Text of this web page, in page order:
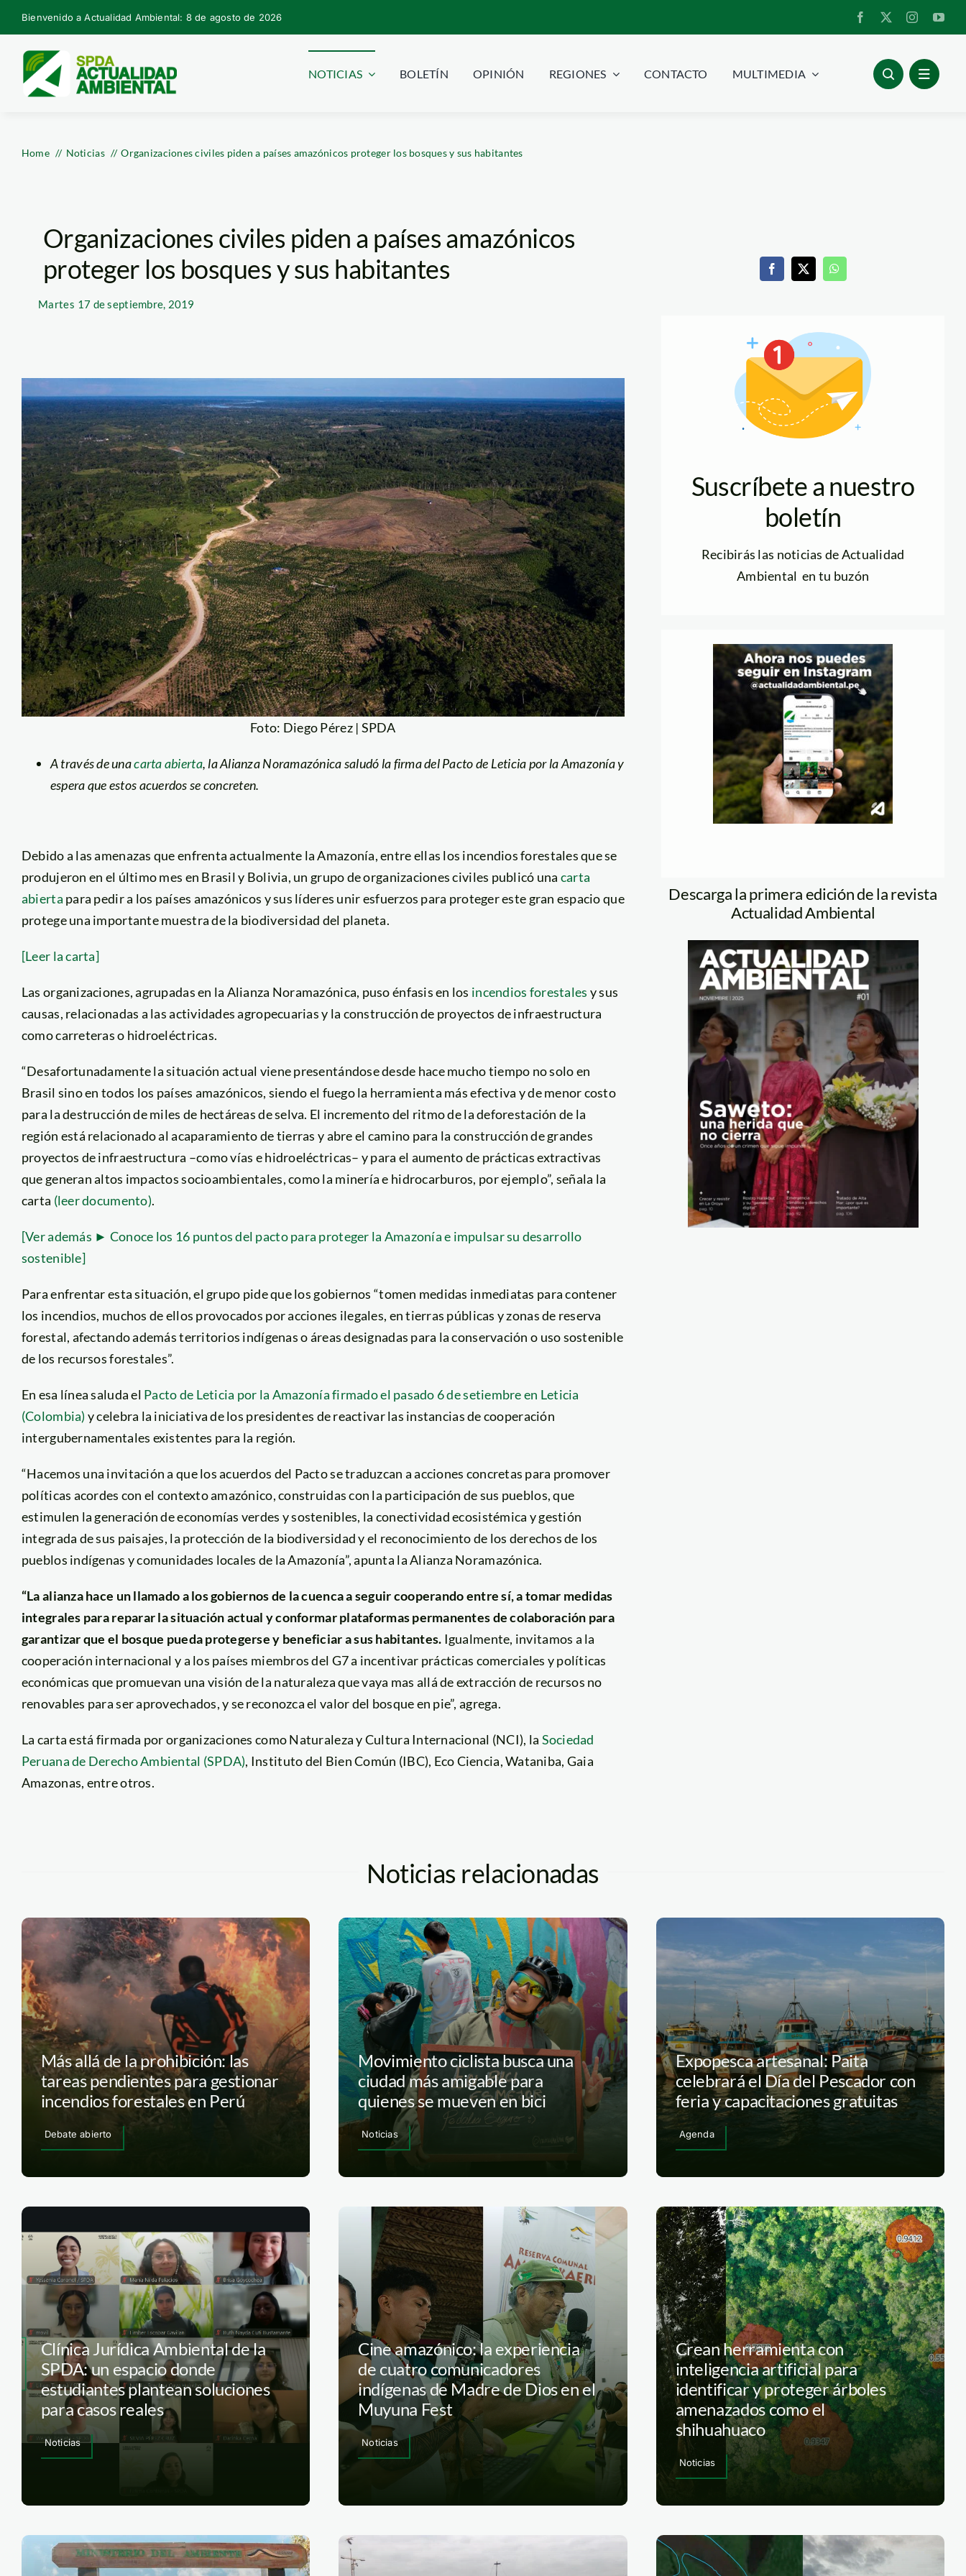
Skip
to
content
Bienvenido a Actualidad Ambiental: 8 de agosto de 2026
NOTICIAS BOLETÍN OPINIÓN REGIONES CONTACTO MULTIMEDIA
Home Noticias Organizaciones civiles piden a países amazónicos proteger los bosques y sus habitantes
Organizaciones civiles piden a países amazónicos
proteger los bosques y sus habitantes
Martes 17 de septiembre, 2019
Foto: Diego Pérez | SPDA
A través de unacarta abierta, la Alianza Noramazónica saludó la firma del Pacto de Leticia por la Amazonía y
espera que estos acuerdos se concreten.
Debido a las amenazas que enfrenta actualmente la Amazonía, entre ellas los incendios forestales que se
produjeron en el último mes en Brasil y Bolivia, un grupo de organizaciones civiles publicó una carta
abierta para pedir a los países amazónicos y sus líderes unir esfuerzos para proteger este gran espacio que
protege una importante muestra de la biodiversidad del planeta.
[Leer la carta]
Las organizaciones, agrupadas en la Alianza Noramazónica, puso énfasis en los incendios forestales y sus
causas, relacionadas a las actividades agropecuarias y la construcción de proyectos de infraestructura
como carreteras o hidroeléctricas.
“Desafortunadamente la situación actual viene presentándose desde hace mucho tiempo no solo en
Brasil sino en todos los países amazónicos, siendo el fuego la herramienta más efectiva y de menor costo
para la destrucción de miles de hectáreas de selva. El incremento del ritmo de la deforestación de la
región está relacionado al acaparamiento de tierras y abre el camino para la construcción de grandes
proyectos de infraestructura –como vías e hidroeléctricas– y para el aumento de prácticas extractivas
que generan altos impactos socioambientales, como la minería e hidrocarburos, por ejemplo”, señala la
carta (leer documento).
[Ver además ► Conoce los 16 puntos del pacto para proteger la Amazonía e impulsar su desarrollo
sostenible]
Para enfrentar esta situación, el grupo pide que los gobiernos “tomen medidas inmediatas para contener
los incendios, muchos de ellos provocados por acciones ilegales, en tierras públicas y zonas de reserva
forestal, afectando además territorios indígenas o áreas designadas para la conservación o uso sostenible
de los recursos forestales”.
En esa línea saluda el Pacto de Leticia por la Amazonía firmado el pasado 6 de setiembre en Leticia
(Colombia) y celebra la iniciativa de los presidentes de reactivar las instancias de cooperación
intergubernamentales existentes para la región.
“Hacemos una invitación a que los acuerdos del Pacto se traduzcan a acciones concretas para promover
políticas acordes con el contexto amazónico, construidas con la participación de sus pueblos, que
estimulen la generación de economías verdes y sostenibles, la conectividad ecosistémica y gestión
integrada de sus paisajes, la protección de la biodiversidad y el reconocimiento de los derechos de los
pueblos indígenas y comunidades locales de la Amazonía”, apunta la Alianza Noramazónica.
“La alianza hace un llamado a los gobiernos de la cuenca a seguir cooperando entre sí, a tomar medidas
integrales para reparar la situación actual y conformar plataformas permanentes de colaboración para
garantizar que el bosque pueda protegerse y beneficiar a sus habitantes. Igualmente, invitamos a la
cooperación internacional y a los países miembros del G7 a incentivar prácticas comerciales y políticas
económicas que promuevan una visión de la naturaleza que vaya mas allá de extracción de recursos no
renovables para ser aprovechados, y se reconozca el valor del bosque en pie”, agrega.
La carta está firmada por organizaciones como Naturaleza y Cultura Internacional (NCI), la Sociedad
Peruana de Derecho Ambiental (SPDA), Instituto del Bien Común (IBC), Eco Ciencia, Wataniba, Gaia
Amazonas, entre otros.
Suscríbete a nuestro
boletín
Recibirás las noticias de Actualidad
Ambiental en tu buzón
Descarga la primera edición de la revista
Actualidad Ambiental
Noticias relacionadas
Más allá de la prohibición: las
tareas pendientes para gestionar
incendios forestales en Perú
Debate abierto
Movimiento ciclista busca una
ciudad más amigable para
quienes se mueven en bici
Noticias
Expopesca artesanal: Paita
celebrará el Día del Pescador con
feria y capacitaciones gratuitas
Agenda
Clínica Jurídica Ambiental de la
SPDA: un espacio donde
estudiantes plantean soluciones
para casos reales
Noticias
Cine amazónico: la experiencia
de cuatro comunicadores
indígenas de Madre de Dios en el
Muyuna Fest
Noticias
Crean herramienta con
inteligencia artificial para
identificar y proteger árboles
amenazados como el
shihuahuaco
Noticias